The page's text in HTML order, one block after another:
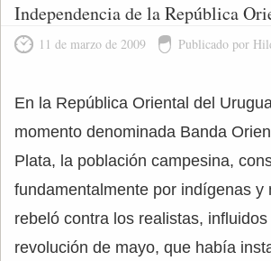
Independencia de la República
11 de marzo de 2009 Publicado por
En la República Oriental del
momento denominada Banda
Plata, la población campesina,
fundamentalmente por indígenas y
rebeló contra los realistas,
revolución de mayo, que había